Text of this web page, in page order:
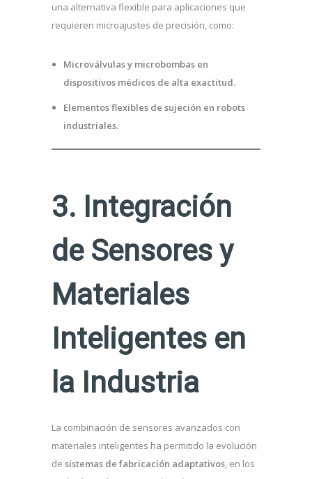
una alternativa flexible para aplicaciones que
requieren microajustes de precisión, como:
Microválvulas y microbombas en
dispositivos médicos de alta exactitud.
Elementos flexibles de sujeción en robots
industriales.
3. Integración
de Sensores y
Materiales
Inteligentes en
la Industria
La combinación de sensores avanzados con
materiales inteligentes ha permitido la evolución
de sistemas de fabricación adaptativos, en los